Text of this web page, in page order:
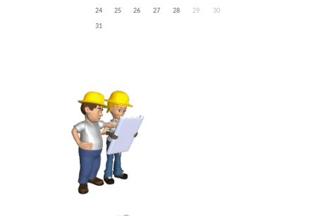
24
25 26 27 28 29
30
31